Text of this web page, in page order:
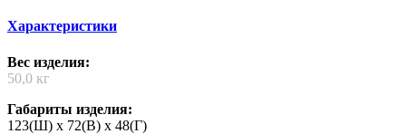
Характеристики
Вес изделия:
50,0 кг
Габариты изделия:
123(Ш) x 72(В) x 48(Г)